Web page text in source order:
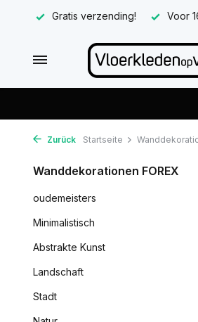
Gratis verzending! Voor
Zurück Startseite
Wanddekorationen FOREX
oudemeisters
Minimalistisch
Abstrakte Kunst
Landschaft
Stadt